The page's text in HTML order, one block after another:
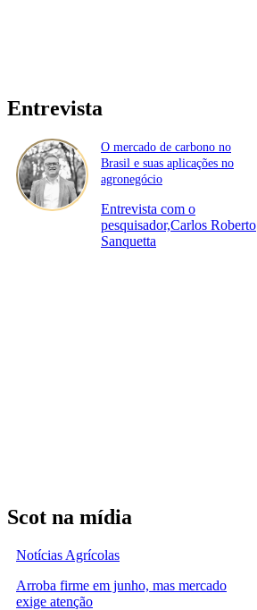
Entrevista
O mercado de carbono no
Brasil e suas aplicações no
agronegócio
Entrevista com o
pesquisador,Carlos Roberto
Sanquetta
Scot na mídia
Notícias Agrícolas
Arroba firme em junho, mas mercado
exige atenção